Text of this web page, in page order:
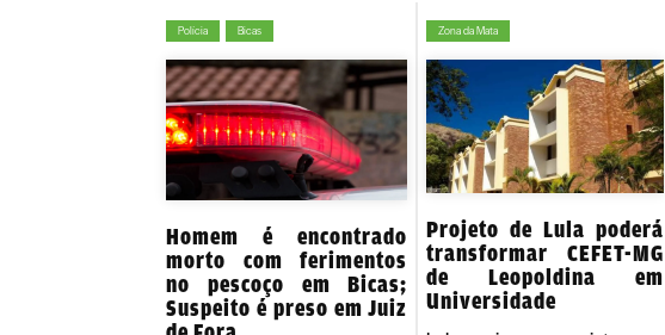
Polícia Bicas
Homem é encontrado
morto com ferimentos
no pescoço em Bicas;
Suspeito é preso em Juiz
Zona da Mata
Projeto de Lula poderá
transformar CEFET-MG
de Leopoldina em
Universidade